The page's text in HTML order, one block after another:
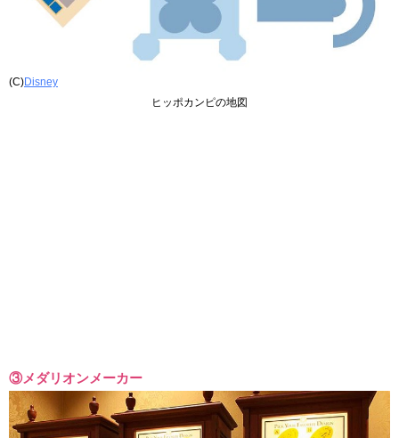
(C)Disney
ヒッポカンピの地図
③メダリオンメーカー